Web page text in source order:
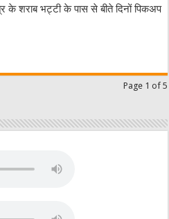
के शराब भट्टी के पास से बीते दिनों पिकअप
Page 1 of 5